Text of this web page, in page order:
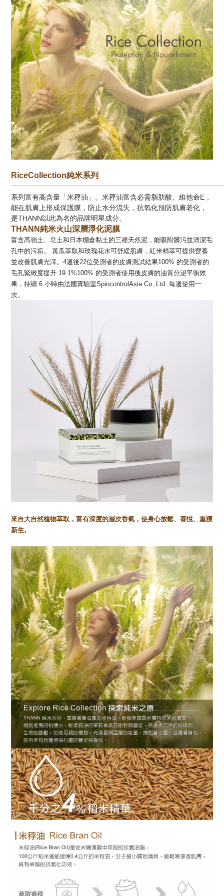
RiceCollection純米系列
系列富有高含量「米稃油」。 米稃油富含必需脂肪酸、維他命E ，
能在肌膚上形成保護膜，防止水分流失 ，抗氧化預防肌膚老化，
是THANN以此為名的品牌明星成分。
THANN純米火山深層淨化泥膜
富含高嶺土、皂土和日本棚倉黏土的三種天然泥，能吸附髒污並清潔毛
孔中的污垢。 黃瓜萃取和玫瑰花水可舒緩肌膚，紅米精萃可提供營養
並改善肌膚光澤。4週後22位受測者的皮膚測試結果100% 的受測者的
毛孔緊緻度提升 19.1%100% 的受測者使用後皮膚的油質分泌平衡效
果，持續 6 小時由法國實驗室SpincontrolAsia Co.,Ltd. 每週使用一
次。
來自大自然植物萃取，富有深度的層次香氣，使身心放鬆、喜悅、重獲
新生。